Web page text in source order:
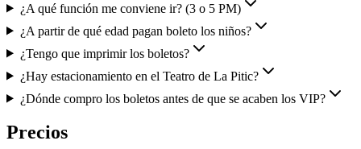
¿A qué función me conviene ir? (3 o 5 PM)
¿A partir de qué edad pagan boleto los niños?
¿Tengo que imprimir los boletos?
¿Hay estacionamiento en el Teatro de La Pitic?
¿Dónde compro los boletos antes de que se acaben los VIP?
Precios